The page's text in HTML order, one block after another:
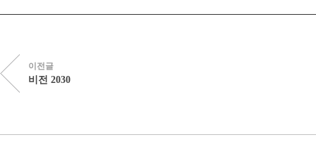
이전글
비전 2030